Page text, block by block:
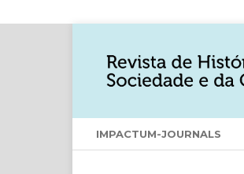
IMPACTUM-JOURNALS